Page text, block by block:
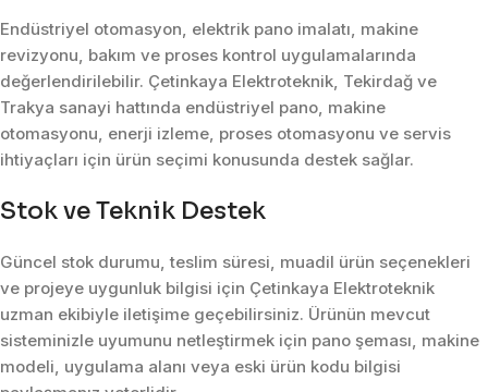
Endüstriyel otomasyon, elektrik pano imalatı, makine
revizyonu, bakım ve proses kontrol uygulamalarında
değerlendirilebilir. Çetinkaya Elektroteknik, Tekirdağ ve
Trakya sanayi hattında endüstriyel pano, makine
otomasyonu, enerji izleme, proses otomasyonu ve servis
ihtiyaçları için ürün seçimi konusunda destek sağlar.
Stok ve Teknik Destek
Güncel stok durumu, teslim süresi, muadil ürün seçenekleri
ve projeye uygunluk bilgisi için Çetinkaya Elektroteknik
uzman ekibiyle iletişime geçebilirsiniz. Ürünün mevcut
sisteminizle uyumunu netleştirmek için pano şeması, makine
modeli, uygulama alanı veya eski ürün kodu bilgisi